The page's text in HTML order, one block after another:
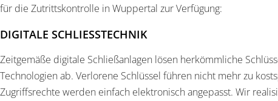
für die Zutrittskontrolle in Wuppertal zur Verfügung:
DIGITALE SCHLIESSTECHNIK
Zeitgemäße digitale Schließanlagen lösen herkömmliche
Technologien ab. Verlorene Schlüssel führen nicht mehr zu
Zugriffsrechte werden einfach elektronisch angepasst. Wir